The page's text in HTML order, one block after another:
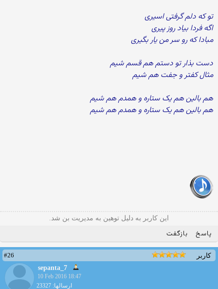
تو که دلم گرفتی اسیری
اگه فردا بیاد روز پیری
مبادا که رو سر من یار بگیری
دست بذار تو دستم هم قسم شیم
مثال کفتر و جفت هم شیم
هم بالین هم یک ستاره و همدم هم شیم
هم بالین هم یک ستاره و همدم هم شیم
این کاربر به دلیل توهین به مدیریت بن شد.
پاسخ بازگفت
کاربر
#26
sepanta_7
10 Feb 2016 18:47
ارسالها: 23327